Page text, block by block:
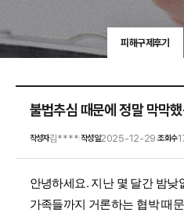
피해구제후기
불법추심 때문에 정말 막막
작성자김**** 작성일2025-12-29 |조회수
안녕하세요. 지난 몇 달간 밤낮
가족들까지 거론하는 협박 때